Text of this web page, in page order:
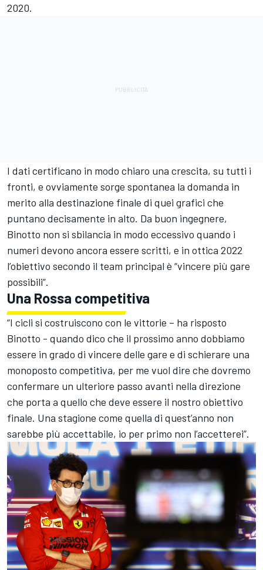
2020.
I dati certificano in modo chiaro una crescita, su tutti i
fronti, e ovviamente sorge spontanea la domanda in
merito alla destinazione finale di quei grafici che
puntano decisamente in alto. Da buon ingegnere,
Binotto non si sbilancia in modo eccessivo quando i
numeri devono ancora essere scritti, e in ottica 2022
l’obiettivo secondo il team principal è “vincere più gare
possibili”.
Una Rossa competitiva
“I cicli si costruiscono con le vittorie – ha risposto
Binotto - quando dico che il prossimo anno dobbiamo
essere in grado di vincere delle gare e di schierare una
monoposto competitiva, per me vuol dire che dovremo
confermare un ulteriore passo avanti nella direzione
che porta a quello che deve essere il nostro obiettivo
finale. Una stagione come quella di quest’anno non
sarebbe più accettabile, io per primo non l’accetterei”.